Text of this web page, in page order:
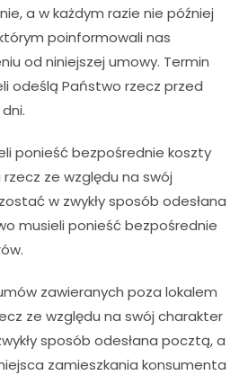
a w każdym razie nie później
poinformowali nas
od niniejszej umowy. Termin
odeślą Państwo rzecz przed
ponieść bezpośrednie koszty
ze względu na swój
w zwykły sposób odesłana
musieli ponieść bezpośrednie
zawieranych poza lokalem
ze względu na swój charakter
sposób odesłana pocztą, a
zamieszkania konsumenta